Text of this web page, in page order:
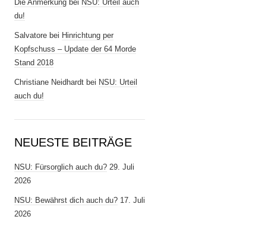
Die Anmerkung bei NSU: Urteil auch
du!
Salvatore bei Hinrichtung per
Kopfschuss – Update der 64 Morde
Stand 2018
Christiane Neidhardt bei NSU: Urteil
auch du!
NEUESTE BEITRÄGE
NSU: Fürsorglich auch du? 29. Juli
2026
NSU: Bewährst dich auch du? 17. Juli
2026